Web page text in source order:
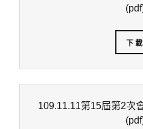
下載
109.11.11第15屆第2次